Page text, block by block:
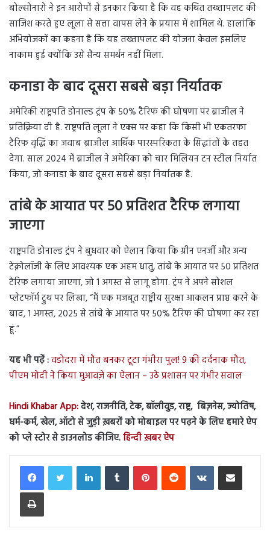
बोल्सोनारो ने इन आरोपों से इनकार किया है कि वह कथित तख्तापलट की
साजिश करते हुए लूला से सत्ता वापस लेने के प्रयास में शामिल थे. हालांकि
अभियोजकों का कहना है कि यह तख्तापलट की योजना केवल इसलिए
नाकाम हुई क्योंकि उसे सैन्य समर्थन नहीं मिला.
कनाडा के बाद दूसरा सबसे बड़ा निर्यातक
अमेरिकी राष्ट्रपति डोनाल्ड ट्रंप के 50% टैरिफ की घोषणा पर ब्राजील ने
प्रतिक्रिया दी है. राष्ट्रपति लूला ने एक्स पर कहा कि किसी भी एकतरफा
टैरिफ वृद्धि का जवाब ब्राजील आर्थिक पारस्परिकता के सिद्धांतों के तहत
देगा. साल 2024 में ब्राजील ने अमेरिका को चार मिलियन टन स्टील निर्यात
किया, जो कनाडा के बाद दूसरा सबसे बड़ा निर्यातक है.
तांबे के आयात पर 50 प्रतिशत टैरिफ लगाया
जाएगा
राष्ट्रपति डोनाल्ड ट्रंप ने बुधवार को ऐलान किया कि ग्रीन एनर्जी और अन्य
टेक्नोलॉजी के लिए आवश्यक एक अहम धातु, तांबे के आयात पर 50 प्रतिशत
टैरिफ लगाया जाएगा, जो 1 अगस्त से लागू होगा. ट्रंप ने अपने सोशल
प्लेटफॉर्म ट्रुथ पर लिखा, “मैं एक मजबूत राष्ट्रीय सुरक्षा आकलन प्राप्त करने के
बाद, 1 अगस्त, 2025 से तांबे के आयात पर 50% टैरिफ की घोषणा कर रहा
हूं.”
यह भी पढ़ें :वडोदरा में मौत बनकर टूटा गंभीरा पुल! 9 की दर्दनाक मौत,
पीएम मोदी ने किया मुआवज़े का ऐलान – उठे प्रशासन पर गंभीर सवाल
Hindi Khabar App:देश, राजनीति, टेक, बॉलीवुड, राष्ट्र, बिज़नेस, ज्योतिष,
धर्म-कर्म, खेल, ऑटो से जुड़ी ख़बरों को मोबाइल पर पढ़ने के लिए हमारे ऐप
को प्ले स्टोर से डाउनलोड कीजिए.हिन्दी ख़बर ऐप
LinkedInTumblr PinterestReddit VKontakteShare via Email
Print